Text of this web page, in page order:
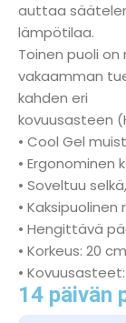
auttaa
lämpötilaa.
Toinen puoli
vakaamman
kahden eri
kovuusasteen
• Cool Gel
• Ergonominen
• Soveltuu
•
• Hengittävä
• Korkeus: 20 cm
•
14 päivän